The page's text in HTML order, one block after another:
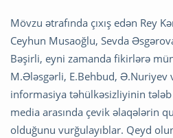
Mövzu ətrafında çıxış edən Rey
Ceyhun Musaoğlu, Sevda
Bəşirli, eyni zamanda fikirlərə
M.Ələsgərli, E.Behbud, Ə.Nuriyev
informasiya təhülkəsizliyinin
media arasında çevik əlaqələrin
olduğunu vurğulayıblar. Qeyd